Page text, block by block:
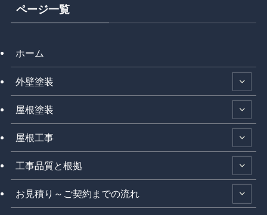
ページ一覧
ホーム
外壁塗装
屋根塗装
屋根工事
工事品質と根拠
お見積り～ご契約までの流れ